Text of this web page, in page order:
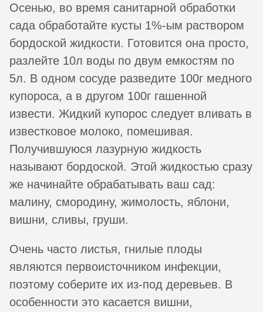
Осенью, во время санитарной обработки
сада обработайте кусты 1%-ым раствором
бордоской жидкости. Готовится она просто,
разлейте 10л воды по двум емкостям по
5л. В одном сосуде разведите 100г медного
купороса, а в другом 100г гашенной
извести. Жидкий купорос следует вливать в
известковое молоко, помешивая.
Получившуюся лазурную жидкость
называют бордоской. Этой жидкостью сразу
же начинайте обрабатывать ваш сад:
малину, смородину, жимолость, яблони,
вишни, сливы, груши.
Очень часто листья, гнилые плоды
являются первоисточником инфекции,
поэтому соберите их из-под деревьев. В
особенности это касается вишни,